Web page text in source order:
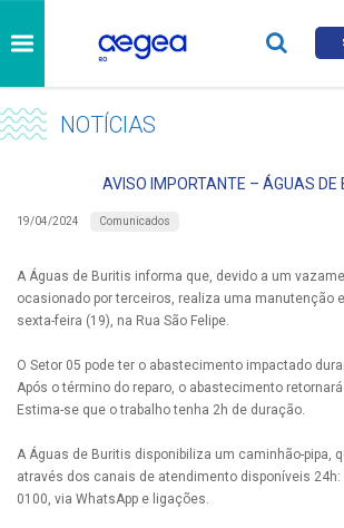
NOTÍCIAS
AVISO IMPORTANTE – ÁGUAS DE
19/04/2024 Comunicados
A Águas de Buritis informa que, devido a um
ocasionado por terceiros, realiza uma manutenção
sexta-feira (19), na Rua São Felipe.
O Setor 05 pode ter o abastecimento impactado
Após o término do reparo, o abastecimento
Estima-se que o trabalho tenha 2h de duração.
A Águas de Buritis disponibiliza um caminhão-pipa,
através dos canais de atendimento disponíveis 24h:
0100, via WhatsApp e ligações.